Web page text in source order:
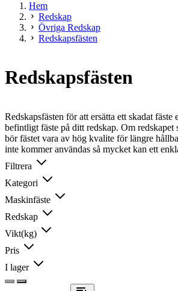
Hem
Redskap
Övriga Redskap
Redskapsfästen
Redskapsfästen
Redskapsfästen för att ersätta ett skadat fäste
befintligt fäste på ditt redskap. Om redskapet
bör fästet vara av hög kvalite för längre
inte kommer användas så mycket kan ett
Filtrera
Kategori
Maskinfäste
Redskap
Vikt(kg)
Pris
I lager